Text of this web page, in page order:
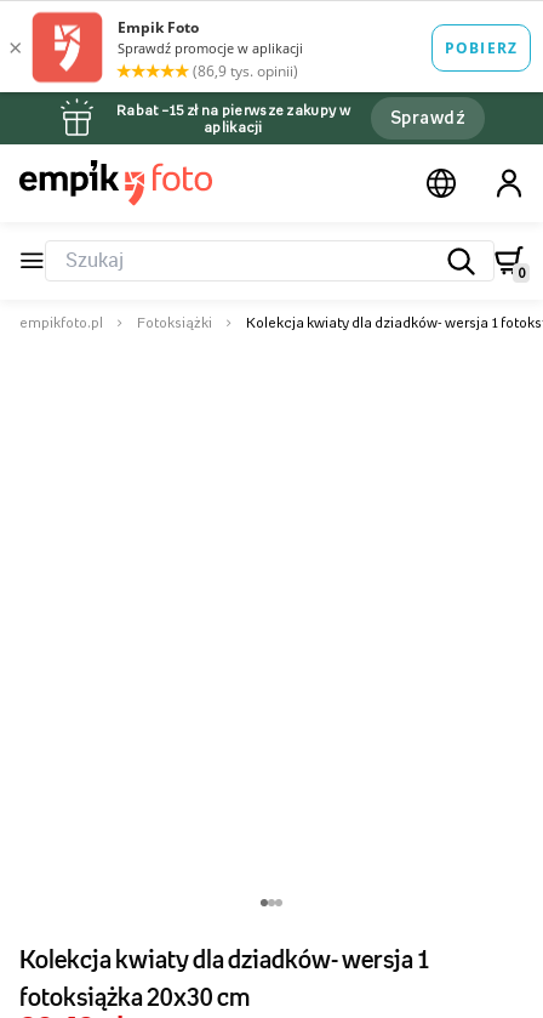
Rabat –15 zł na pierwsze zakupy w
aplikacji
Sprawdź
0
empikfoto.pl Fotoksiążki Kolekcja kwiaty dla dziadków- wersja 1